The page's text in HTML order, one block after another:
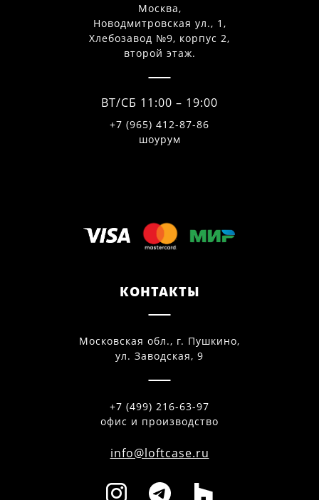
Москва,
Новодмитровская ул., 1,
Хлебозавод №9, корпус 2,
второй этаж.
ВТ/СБ 11:00 – 19:00
+7 (965) 412-87-86
шоурум
КОНТАКТЫ
Московская обл., г. Пушкино,
ул. Заводская, 9
+7 (499) 216-63-97
офис и производство
info@loftcase.ru